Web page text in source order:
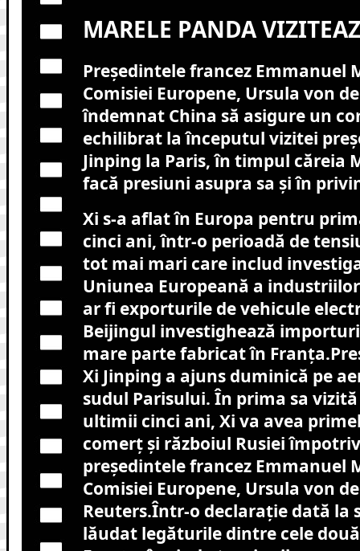
MARELE PANDA
Președintele francez Emmanuel
Comisiei Europene, Ursula von
îndemnat China să asigure un
echilibrat la începutul vizitei
Jinping la Paris, în timpul căreia
facă presiuni asupra sa și în
Xi s-a aflat în Europa pentru
cinci ani, într-o perioadă de
tot mai mari care includ
Uniunea Europeană a
ar fi exporturile de vehicule
Beijingul investighează
mare parte fabricat în
Xi Jinping a ajuns duminică pe
sudul Parisului. În prima sa
ultimii cinci ani, Xi va avea
comerț și războiul Rusiei
președintele francez Emmanuel
Comisiei Europene, Ursula von
Reuters.Într-o declarație dată la
lăudat legăturile dintre cele